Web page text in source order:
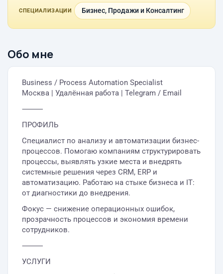
СПЕЦИАЛИЗАЦИИ Бизнес, Продажи и Консалтинг
Обо мне
Business / Process Automation Specialist
Москва | Удалённая работа | Telegram / Email
⸻
ПРОФИЛЬ
Специалист по анализу и автоматизации бизнес-
процессов. Помогаю компаниям структурировать
процессы, выявлять узкие места и внедрять
системные решения через CRM, ERP и
автоматизацию. Работаю на стыке бизнеса и IT:
от диагностики до внедрения.
Фокус — снижение операционных ошибок,
прозрачность процессов и экономия времени
сотрудников.
⸻
УСЛУГИ